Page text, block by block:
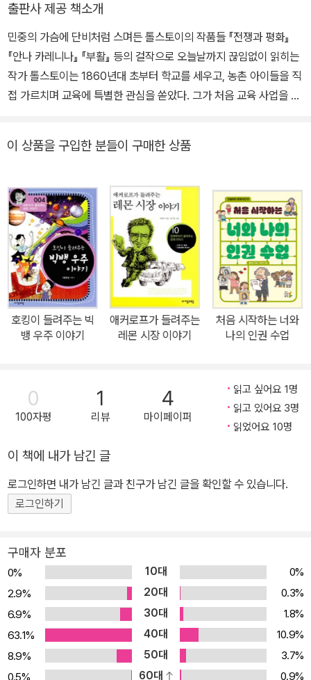
『제1권』, 『창조의 7일』, 『검역』, 『살아라, 그리고 기억하라』, 『물고기
대왕』, 『시베리아 들딸기』, 『네토치카 네즈바노바』, 『도스토옙스키
대심문관』, 『도스토옙스키와 여성』, 『러시아 민담 연구』, 『콜리마 이
야기』 등이 있다.
출판사 제공 책소개
민중의 가슴에 단비처럼 스며든 톨스토이의 작품들 『전쟁과 평화』
『안나 카레니나』 『부활』 등의 걸작으로 오늘날까지 끊임없이 읽히는
작가 톨스토이는 1860년대 초부터 학교를 세우고, 농촌 아이들을 직
접 가르치며 교육에 특별한 관심을 쏟았다. 그가 처음 교육 사업을 시
읽고 즐길 수 있는 『초등 교과서』를 쓰기 시작한다. 그는 병과 싸우면
육용일 뿐, 일반 대중까지 아우르는 책으로는 미흡하다는 아쉬움을
느낀다. 그리하여 톨스토이는 복음서의 이야기와 여러 민화들, 인류
의 행복에 이바지할 수 있다고 생각되는 이야기들을 훌륭한 문장으로
재창조해 민중에게 전한다. 『사람은 무엇으로 사는가』는 톨스토이가
어린이와 민중을 사랑하는 마음으로 심혈을 기울여 남긴 동화들을 한
데 모은 동화집이다. 하느님의 말을 어겨 지상에 버려진 한 천사가 하
느님의 세 가지 물음(사람의 마음속에는 무엇이 있는가, 사람에게 주
어지지 않은 것은 무엇인가, 사람은 무엇으로 사는가)의 답을 찾는 과
르는 또 다른 노인의 이야기를 담은 「두 노인」, 악마의 시험에 들어 탐
욕을 부리다가 죽는 순간 아주 좁은 땅만을 차지하게 된 농부의 이야
기를 그린 「사람에게는 땅이 얼마나 필요한가」 등 총 11편의 작품을
것을 ‘재미있다! 세계명작’ 시리즈로 새로 펴낸 것이다. 시대를 뛰어넘
는 영원한 감동, 평생을 간직할 특별한 선물 ‘재미있다! 세계명작’ 어
린이와 청소년, 어른까지 전 세대가 두루 즐길 수 있는 걸작들을 한데
어린이들에게 좋은 읽을거리를 전하려 애써 온 창비아동문고에서 오
랜 세월 끊임없는 사랑받아 온 명작만을 가려 뽑았다. 톨스토이, 마크
트웨인, 아스트리드 린드그렌 등의 대표작을 이종진, 현기영, 故 장영
희 등 내로라하는 역자들이 꼼꼼하게 옮겼음은 물론, 최신 표기법을
반영한 편집과 공들인 디자인으로 더욱 내실을 기했다. 묵직한 고전
부터 모험 동화, 판타지, 현대적인 작품까지 알뜰하게 꾸린 다채로운
목록은 각양각색의 독자들이 흡족하게 반길 만하다. 독자들의 추억이
이 상품을 구입한 분들이 구매한 상품
호킹이 들려주는 빅
뱅 우주 이야기
애커로프가 들려주는
레몬 시장 이야기
처음 시작하는 너와
나의 인권 수업
0
100자평
1
리뷰
4
마이페이퍼
읽고 싶어요 1명
읽고 있어요 3명
읽었어요 10명
이 책에 내가 남긴 글
로그인하면 내가 남긴 글과 친구가 남긴 글을 확인할 수 있습니다.
로그인하기
구매자 분포
0% 10대
0%
2.9%
20대
0.3%
6.9%
30대
1.8%
63.1%
40대
10.9%
8.9%
50대
3.7%
0.5%
60대 0.9%